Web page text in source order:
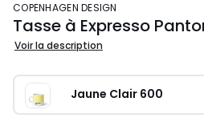
COPENHAGEN DESIGN
Tasse à Expresso
Voir la description
Jaune Clair 600